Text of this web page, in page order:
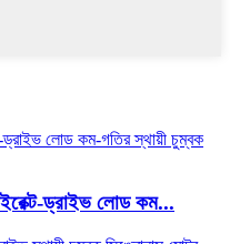
ড্রাইভ লোড কম...